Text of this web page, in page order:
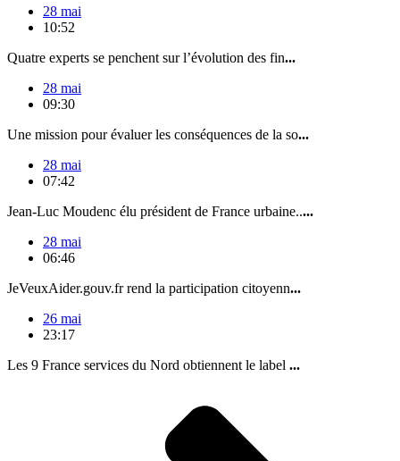
28 mai
10:52
Quatre experts se penchent sur l’évolution des fin...
28 mai
09:30
Une mission pour évaluer les conséquences de la so...
28 mai
07:42
Jean-Luc Moudenc élu président de France urbaine.....
28 mai
06:46
JeVeuxAider.gouv.fr rend la participation citoyenn...
26 mai
23:17
Les 9 France services du Nord obtiennent le label ...